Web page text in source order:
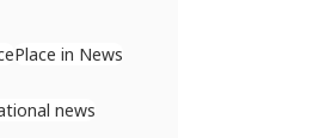
Place in News
news